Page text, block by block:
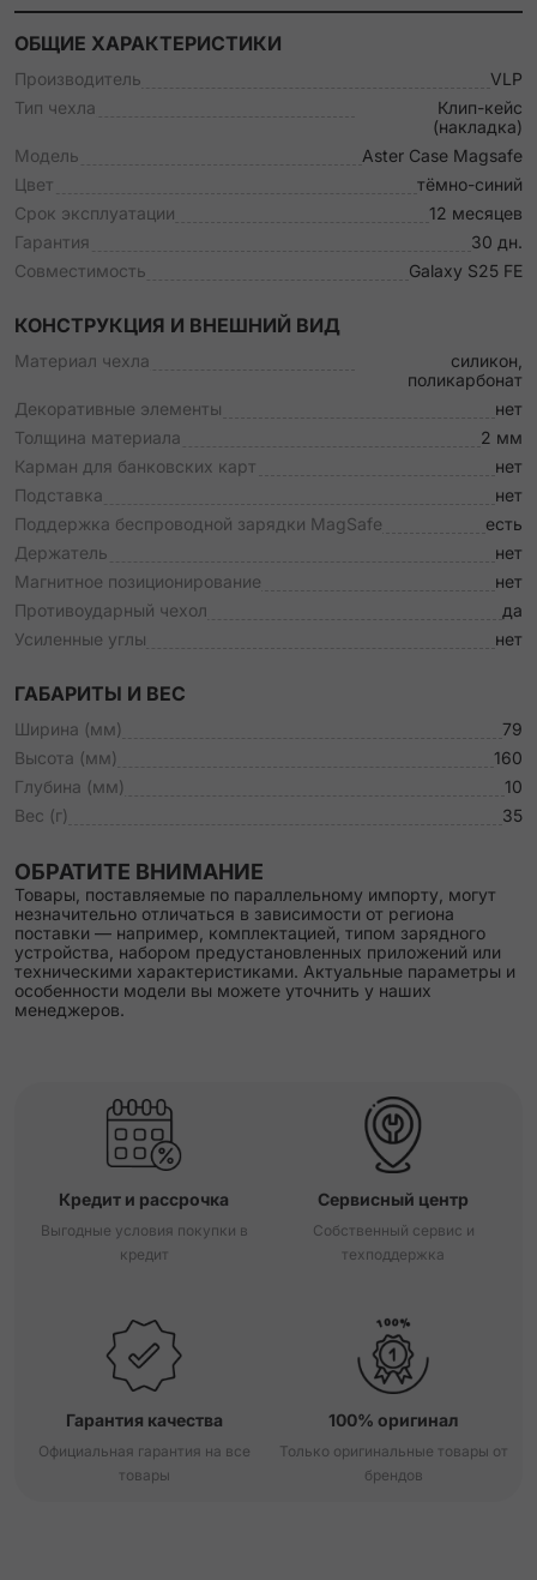
ОБЩИЕ ХАРАКТЕРИСТИКИ
Производитель
VLP
Тип чехла
Клип-кейс
(накладка)
Модель
Aster Case Magsafe
Цвет
тёмно-синий
Срок эксплуатации
12 месяцев
Гарантия
30 дн.
Совместимость
Galaxy S25 FE
КОНСТРУКЦИЯ И ВНЕШНИЙ ВИД
Материал чехла
силикон,
поликарбонат
Декоративные элементы
нет
Толщина материала
2 мм
Карман для банковских карт
нет
Подставка
нет
Поддержка беспроводной зарядки MagSafe
есть
Держатель
нет
Магнитное позиционирование
нет
Противоударный чехол
да
Усиленные углы
нет
ГАБАРИТЫ И ВЕС
Ширина (мм)
79
Высота (мм)
160
Глубина (мм)
10
Вес (г)
35
ОБРАТИТЕ ВНИМАНИЕ
Товары, поставляемые по параллельному импорту, могут
незначительно отличаться в зависимости от региона
поставки — например, комплектацией, типом зарядного
устройства, набором предустановленных приложений или
техническими характеристиками. Актуальные параметры и
особенности модели вы можете уточнить у наших
менеджеров.
Кредит и рассрочка
Выгодные условия покупки в
кредит
Сервисный центр
Собственный сервис и
техподдержка
Гарантия качества
Официальная гарантия на все
товары
100% оригинал
Только оригинальные товары от
брендов